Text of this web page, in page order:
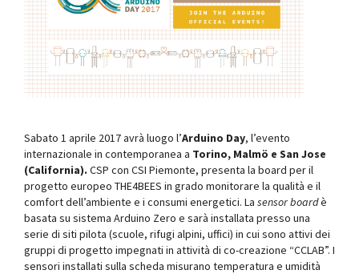
Sabato 1 aprile 2017 avrà luogo l’Arduino Day, l’evento
internazionale in contemporanea a Torino, Malmö e San Jose
(California). CSP con CSI Piemonte, presenta la board per il
progetto europeo THE4BEES in grado monitorare la qualità e il
comfort dell’ambiente e i consumi energetici. La sensor boardè
basata su sistema Arduino Zero e sarà installata presso una
serie di siti pilota (scuole, rifugi alpini, uffici) in cui sono attivi dei
gruppi di progetto impegnati in attività di co-creazione “CCLAB”. I
sensori installati sulla scheda misurano temperatura e umidità